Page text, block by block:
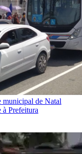
municipal de Natal
à Prefeitura